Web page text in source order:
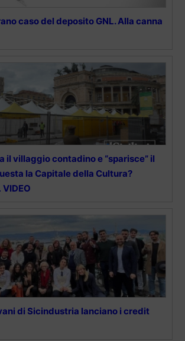
caso del deposito GNL. Alla canna
il villaggio contadino e “sparisce” il
la Capitale della Cultura?
VIDEO
di Sicindustria lanciano i credit